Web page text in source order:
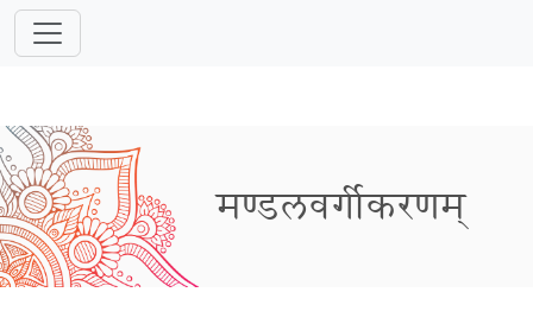
मण्डलवर्गीकरणम्